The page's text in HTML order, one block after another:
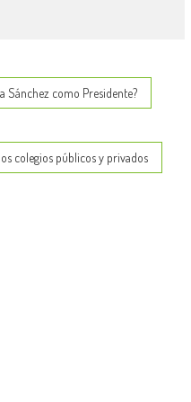
Sánchez como Presidente?
colegios públicos y privados